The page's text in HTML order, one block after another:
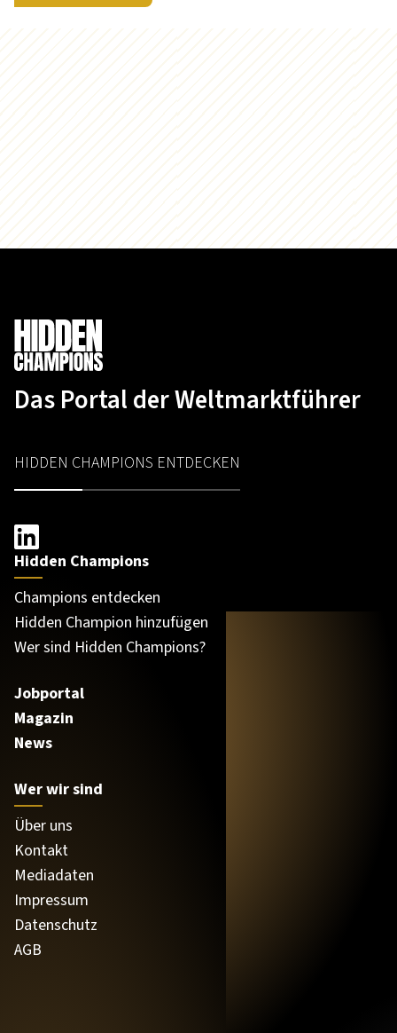
Das Portal der Weltmarktführer
HIDDEN CHAMPIONS ENTDECKEN
Hidden Champions
Champions entdecken
Hidden Champion hinzufügen
Wer sind Hidden Champions?
Jobportal
Magazin
News
Wer wir sind
Über uns
Kontakt
Mediadaten
Impressum
Datenschutz
AGB